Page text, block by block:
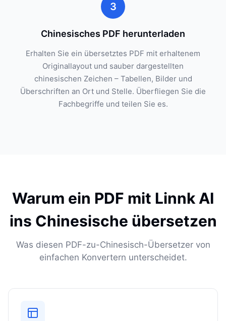
3
Chinesisches PDF herunterladen
Erhalten Sie ein übersetztes PDF mit erhaltenem
Originallayout und sauber dargestellten
chinesischen Zeichen – Tabellen, Bilder und
Überschriften an Ort und Stelle. Überfliegen Sie die
Fachbegriffe und teilen Sie es.
Warum ein PDF mit Linnk AI
ins Chinesische übersetzen
Was diesen PDF-zu-Chinesisch-Übersetzer von
einfachen Konvertern unterscheidet.